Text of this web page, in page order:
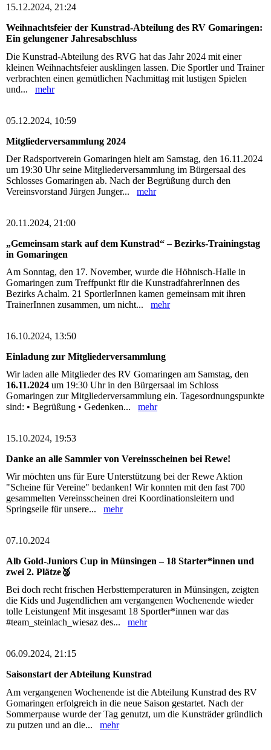
15.12.2024, 21:24
Weihnachtsfeier der Kunstrad-Abteilung des RV Gomaringen:
Ein gelungener Jahresabschluss
Die Kunstrad-Abteilung des RVG hat das Jahr 2024 mit einer
kleinen Weihnachtsfeier ausklingen lassen. Die Sportler und Trainer
verbrachten einen gemütlichen Nachmittag mit lustigen Spielen
und... mehr
05.12.2024, 10:59
Mitgliederversammlung 2024
Der Radsportverein Gomaringen hielt am Samstag, den 16.11.2024
um 19:30 Uhr seine Mitgliederversammlung im Bürgersaal des
Schlosses Gomaringen ab. Nach der Begrüßung durch den
Vereinsvorstand Jürgen Junger... mehr
20.11.2024, 21:00
„Gemeinsam stark auf dem Kunstrad“ – Bezirks-Trainingstag
in Gomaringen
Am Sonntag, den 17. November, wurde die Höhnisch-Halle in
Gomaringen zum Treffpunkt für die KunstradfahrerInnen des
Bezirks Achalm. 21 SportlerInnen kamen gemeinsam mit ihren
TrainerInnen zusammen, um nicht... mehr
16.10.2024, 13:50
Einladung zur Mitgliederversammlung
Wir laden alle Mitglieder des RV Gomaringen am Samstag, den
16.11.2024 um 19:30 Uhr in den Bürgersaal im Schloss
Gomaringen zur Mitgliederversammlung ein. Tagesordnungspunkte
sind: • Begrüßung • Gedenken... mehr
15.10.2024, 19:53
Danke an alle Sammler von Vereinsscheinen bei Rewe!
Wir möchten uns für Eure Unterstützung bei der Rewe Aktion
"Scheine für Vereine" bedanken! Wir konnten mit den fast 700
gesammelten Vereinsscheinen drei Koordinationsleitern und
Springseile für unsere... mehr
07.10.2024
Alb Gold-Juniors Cup in Münsingen – 18 Starter*innen und
zwei 2. Plätze🥈
Bei doch recht frischen Herbsttemperaturen in Münsingen, zeigten
die Kids und Jugendlichen am vergangenen Wochenende wieder
tolle Leistungen! Mit insgesamt 18 Sportler*innen war das
#team_steinlach_wiesaz des... mehr
06.09.2024, 21:15
Saisonstart der Abteilung Kunstrad
Am vergangenen Wochenende ist die Abteilung Kunstrad des RV
Gomaringen erfolgreich in die neue Saison gestartet. Nach der
Sommerpause wurde der Tag genutzt, um die Kunsträder gründlich
zu putzen und an die... mehr